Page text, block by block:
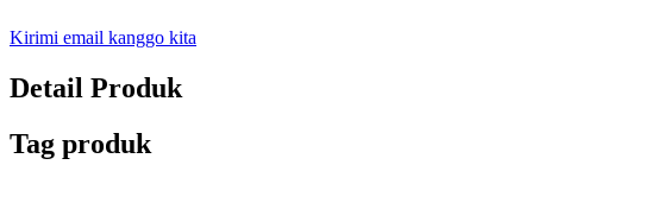
Kirimi email kanggo kita
Detail Produk
Tag produk